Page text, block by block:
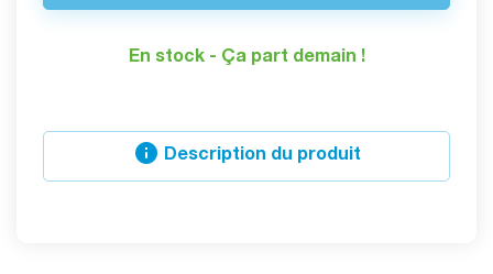
En stock - Ça part demain !
 Description du produit